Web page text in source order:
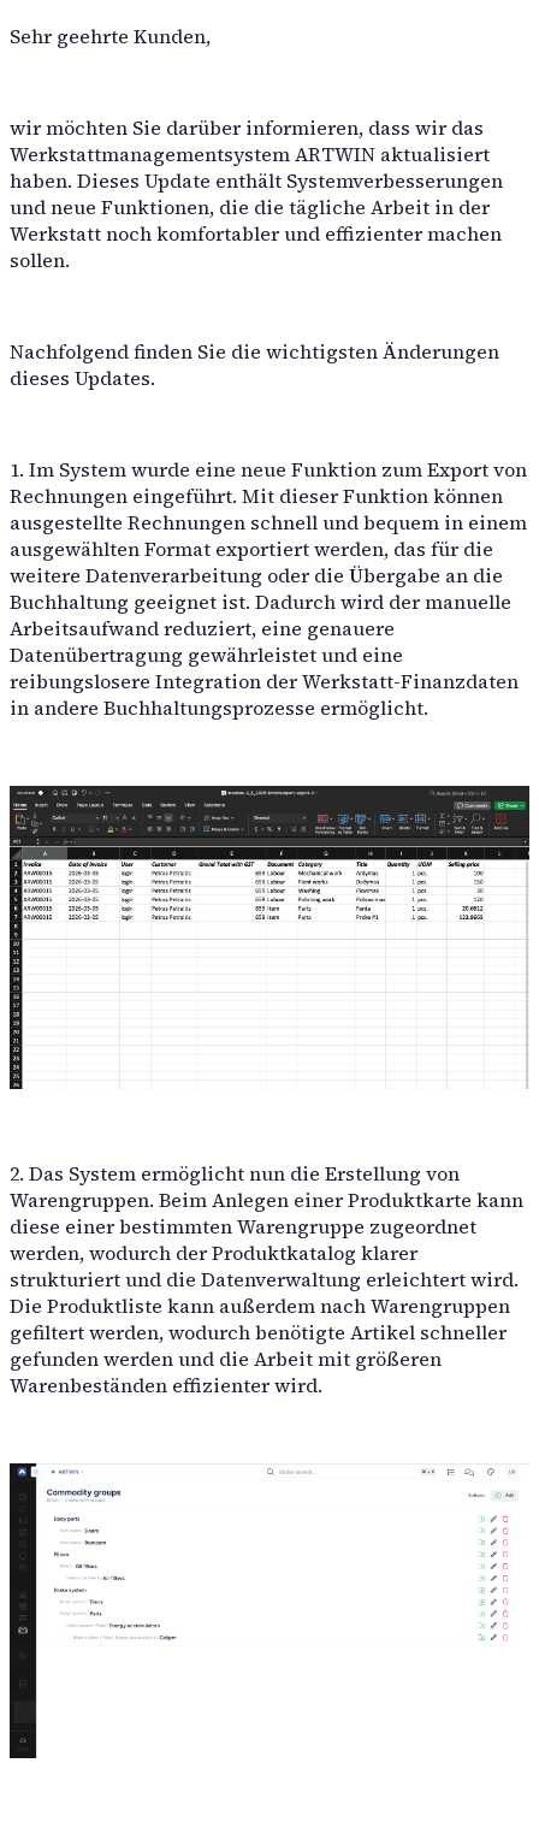
Arbeitsberichte
Teileberichte
Hilfswerkzeuge
VIN-Dekodierung
Autoausfüllung für juristische Personen
Autoausfüllen von Marken und Modellen
Jobvorlagen
Kommunikation
SMS-Kanäle
Chat-Kanäle
KI-basierte Lösungen
Nutzen Sie die Leistungsfähigkeit von KI, um Ihren
automatisieren Routineaufgaben und optimieren
Integrationen
Audatex
Rivile
ASPA
LocTracker
Alle ansehen
Professioneller Autoservice, spezialisiert auf Detaillierung
Waschanlage
Umfassende Autowäsche für alle Fahrzeugtypen mit
Sehr geehrte Kunden,
wir möchten Sie darüber informieren, dass wir das
Werkstattmanagementsystem ARTWIN aktualisiert
haben. Dieses Update enthält Systemverbesserungen
und neue Funktionen, die die tägliche Arbeit in der
Werkstatt noch komfortabler und effizienter machen
sollen.
Nachfolgend finden Sie die wichtigsten Änderungen
dieses Updates.
1. Im System wurde eine neue Funktion zum Export von
Rechnungen eingeführt. Mit dieser Funktion können
ausgestellte Rechnungen schnell und bequem in einem
ausgewählten Format exportiert werden, das für die
weitere Datenverarbeitung oder die Übergabe an die
Buchhaltung geeignet ist. Dadurch wird der manuelle
Arbeitsaufwand reduziert, eine genauere
Datenübertragung gewährleistet und eine
reibungslosere Integration der Werkstatt-Finanzdaten
in andere Buchhaltungsprozesse ermöglicht.
2. Das System ermöglicht nun die Erstellung von
Warengruppen. Beim Anlegen einer Produktkarte kann
diese einer bestimmten Warengruppe zugeordnet
werden, wodurch der Produktkatalog klarer
strukturiert und die Datenverwaltung erleichtert wird.
Die Produktliste kann außerdem nach Warengruppen
gefiltert werden, wodurch benötigte Artikel schneller
gefunden werden und die Arbeit mit größeren
Warenbeständen effizienter wird.